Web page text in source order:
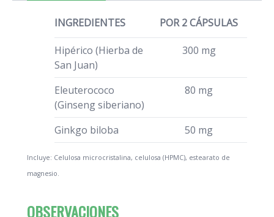
INGREDIENTES POR 2 CÁPSULAS
Hipérico (Hierba de
San Juan)
300 mg
Eleuterococo
(Ginseng siberiano)
80 mg
Ginkgo biloba 50 mg
Incluye: Celulosa microcristalina, celulosa (HPMC), estearato de
magnesio.
OBSERVACIONES